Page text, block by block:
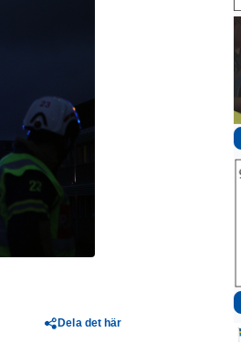
Dela det här